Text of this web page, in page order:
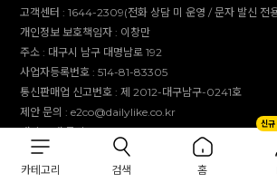
카테고리 검색 홈
신
고객센터 :1644-2309(전화 상담 미 운영 / 문자 발신 전
개인정보 보호책임자 : 이창만
주소 : 대구시 남구 대명남로 192
사업자등록번호 :514-81-83305
통신판매업 신고번호 :제 2012-대구남구-0241호
제안 문의 : e2co@dailylike.co.kr
대량 구매 문의 : e2sales@dailylike.co.kr
Overseas business : dailylike@e2collection.com
FAX :053-651-2309